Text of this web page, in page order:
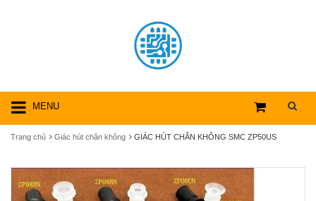
MENU
Trang chủ Giác hút chân không GIÁC HÚT CHÂN KHÔNG SMC ZP50US